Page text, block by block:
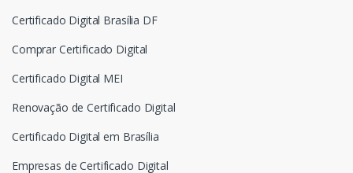
Certificado Digital Brasília DF
Comprar Certificado Digital
Certificado Digital MEI
Renovação de Certificado Digital
Certificado Digital em Brasília
Empresas de Certificado Digital